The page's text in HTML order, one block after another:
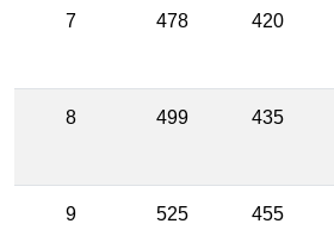
7 478 420
8 499 435
9 525 455